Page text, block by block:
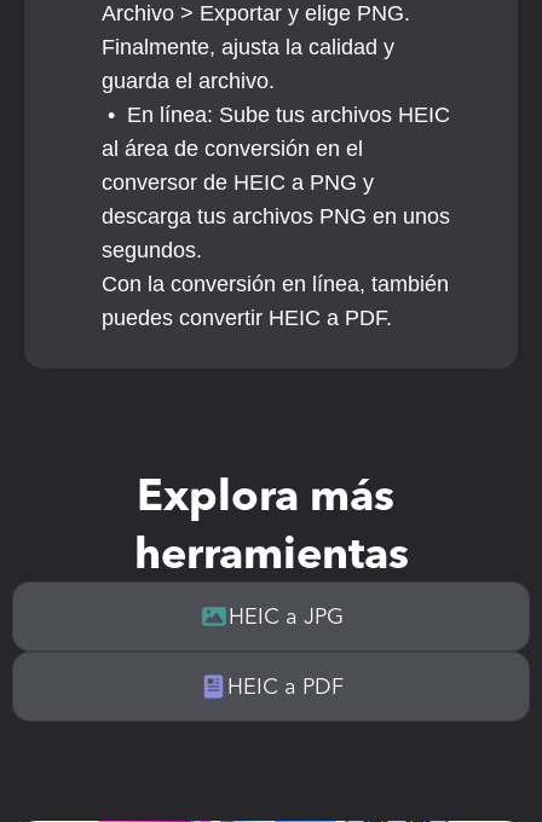
Archivo > Exportar y elige PNG.
Finalmente, ajusta la calidad y
guarda el archivo.
al área de conversión en el
conversor de HEIC a PNG y
descarga tus archivos PNG en unos
segundos.
Con la conversión en línea, también
puedes convertir HEIC a PDF.
Explora más
herramientas
HEIC a JPG
HEIC a PDF